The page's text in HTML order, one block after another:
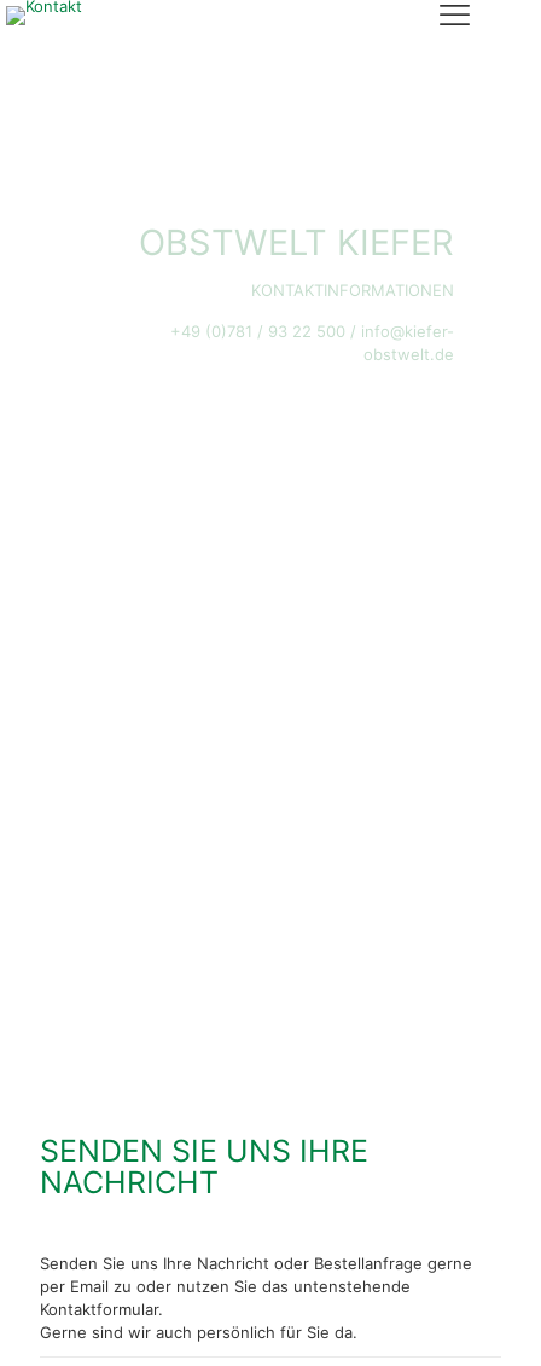
OBSTWELT KIEFER
KONTAKTINFORMATIONEN
+49 (0)781 / 93 22 500 / info@kiefer-
obstwelt.de
SENDEN SIE UNS IHRE
NACHRICHT
Senden Sie uns Ihre Nachricht oder Bestellanfrage gerne
per Email zu oder nutzen Sie das untenstehende
Kontaktformular.
Gerne sind wir auch persönlich für Sie da.